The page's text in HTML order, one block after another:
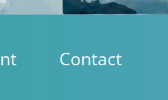
Contact